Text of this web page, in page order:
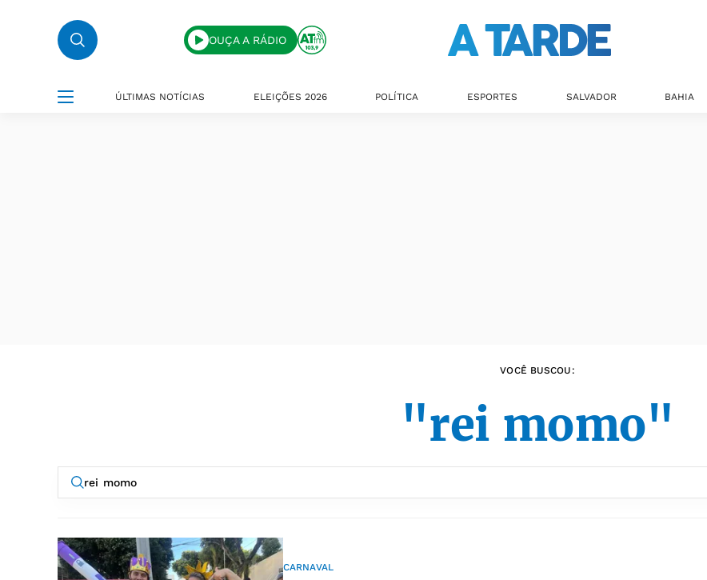
OUÇA A RÁDIO
ÚLTIMAS NOTÍCIAS ELEIÇÕES 2026 POLÍTICA ESPORTES SALVADOR BAHIA
VOCÊ BUSCOU:
"rei momo"
CARNAVAL